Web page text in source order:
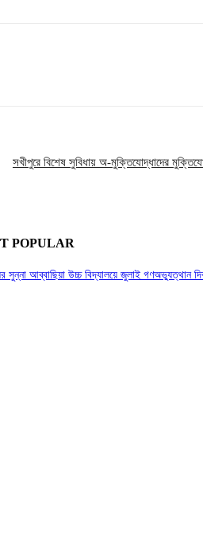
সখীপুরে বিশেষ সুবিধায় অ-মুক্তিযোদ্ধাদের
POPULAR
সুন্না আব্বাছিয়া উচ্চ বিদ্যালয়ে জুলাই গণঅভ্যুত্থান